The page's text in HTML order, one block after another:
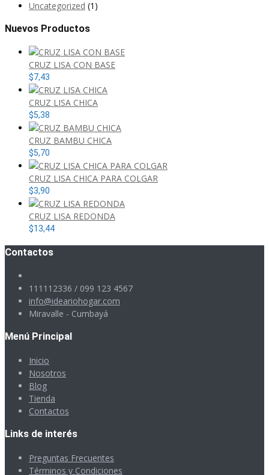
Uncategorized (1)
Nuevos Productos
CRUZ LISA CON BASE
$7,43
CRUZ LISA CHICA
$5,38
CRUZ BAMBU CHICA
$5,70
CRUZ LISA CHICA PARA COLGAR
$3,90
CRUZ LISA REDONDA
$13,44
Contactos
111112336 / 099 123 4567
info@ideariohogar.com
Miravalle - Cumbayá
Menú Principal
Inicio
Nosotros
Blog
Tienda
Contactos
Links de interés
Preguntas Frecuentes
Términos y Condiciones